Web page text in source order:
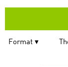
Format